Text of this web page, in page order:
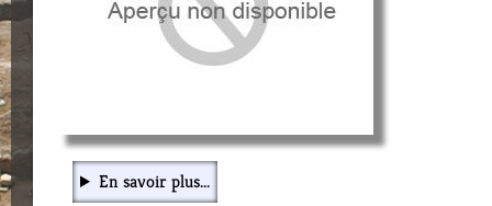
En savoir plus...